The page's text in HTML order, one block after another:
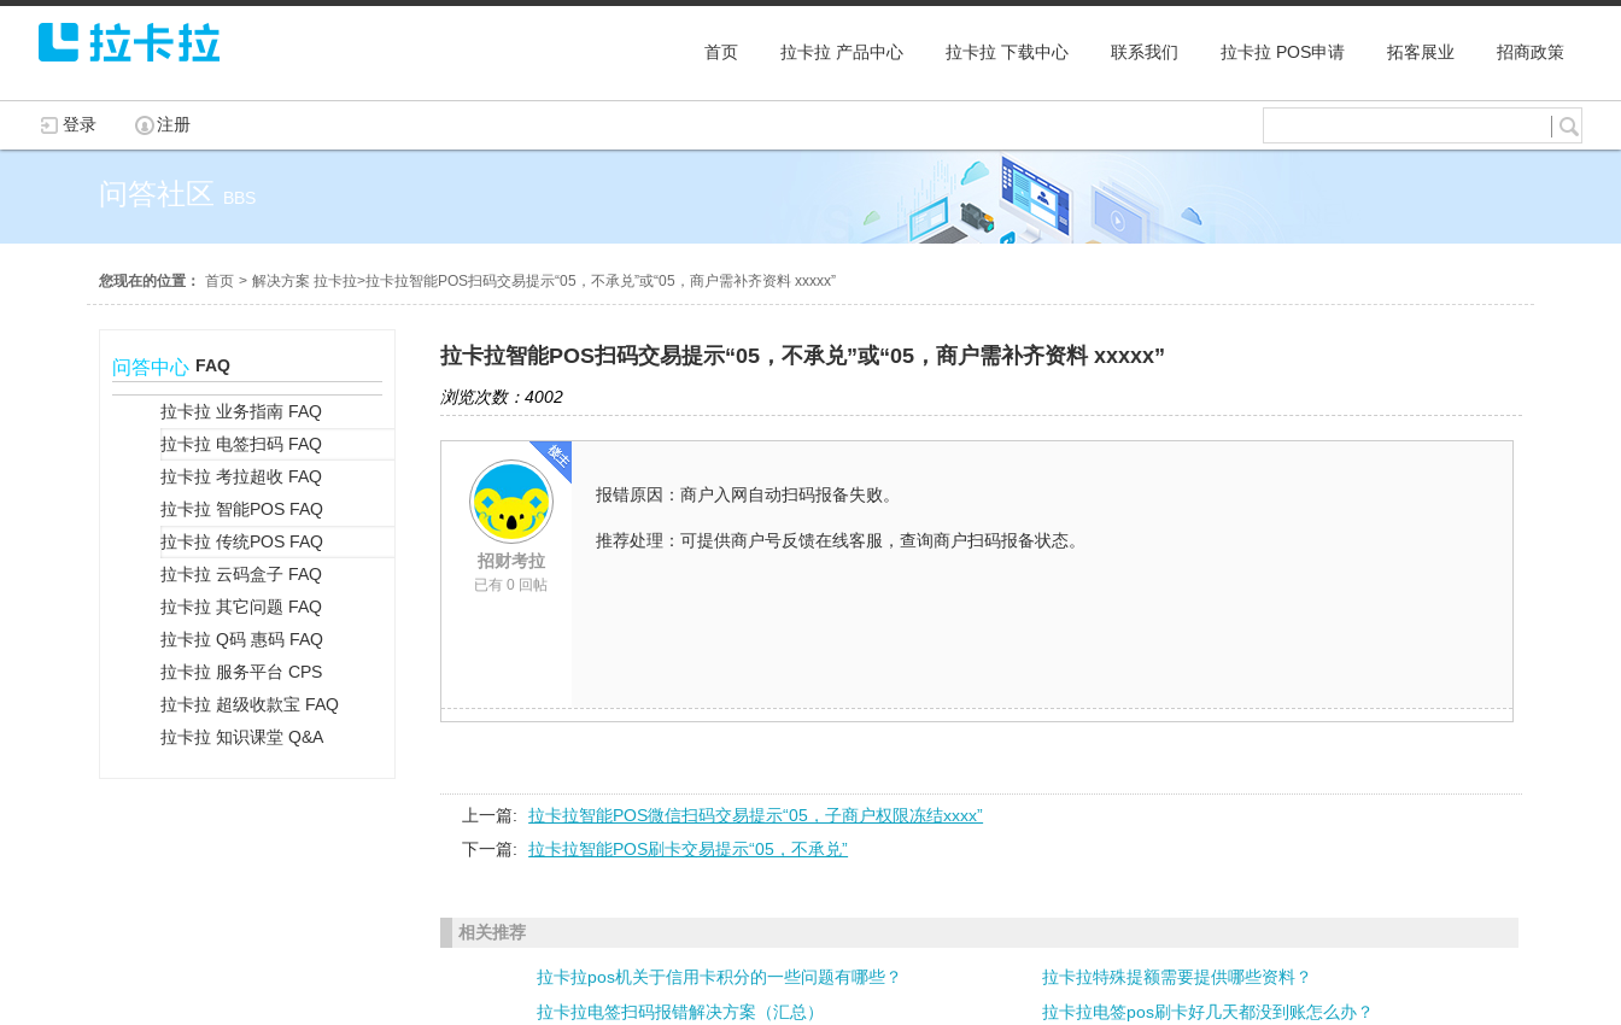
首页 拉卡拉 产品中心 拉卡拉 下载中心 联系我们 拉卡拉 POS申请 拓客展业 招商政策
登录 注册
问答社区 BBS
您现在的位置： 首页 > 解决方案 拉卡拉>拉卡拉智能POS扫码交易提示“05，不承兑”或“05，商户需补齐资料 xxxxx”
问答中心 FAQ
拉卡拉 业务指南 FAQ
拉卡拉 电签扫码 FAQ
拉卡拉 考拉超收 FAQ
拉卡拉 智能POS FAQ
拉卡拉 传统POS FAQ
拉卡拉 云码盒子 FAQ
拉卡拉 其它问题 FAQ
拉卡拉 Q码 惠码 FAQ
拉卡拉 服务平台 CPS
拉卡拉 超级收款宝 FAQ
拉卡拉 知识课堂 Q&A
拉卡拉智能POS扫码交易提示“05，不承兑”或“05，商户需补齐资料 xxxxx”
浏览次数：4002
招财考拉
已有 0 回帖
报错原因：商户入网自动扫码报备失败。
推荐处理：可提供商户号反馈在线客服，查询商户扫码报备状态。
上一篇:
拉卡拉智能POS微信扫码交易提示“05，子商户权限冻结xxxx”
下一篇:
拉卡拉智能POS刷卡交易提示“05，不承兑”
相关推荐
拉卡拉pos机关于信用卡积分的一些问题有哪些？
拉卡拉特殊提额需要提供哪些资料？
拉卡拉电签扫码报错解决方案（汇总）
拉卡拉电签pos刷卡好几天都没到账怎么办？